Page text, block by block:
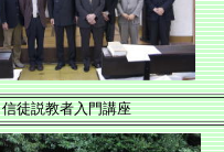
信徒説教者入門講座